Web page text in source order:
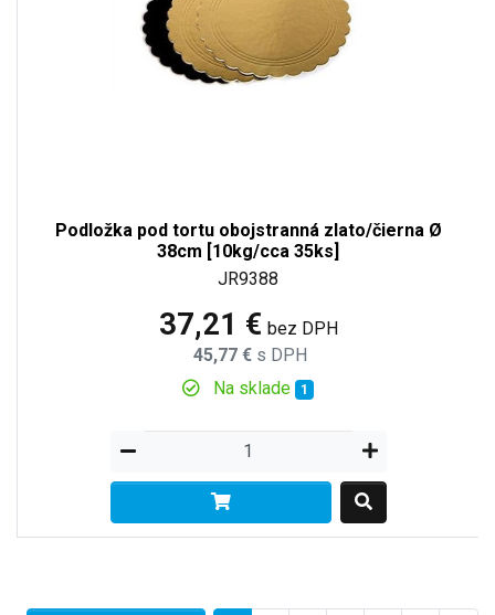
Podložka pod tortu obojstranná zlato/čierna Ø
38cm [10kg/cca 35ks]
JR9388
37,21 € bez DPH
45,77 € s DPH
Na sklade 1